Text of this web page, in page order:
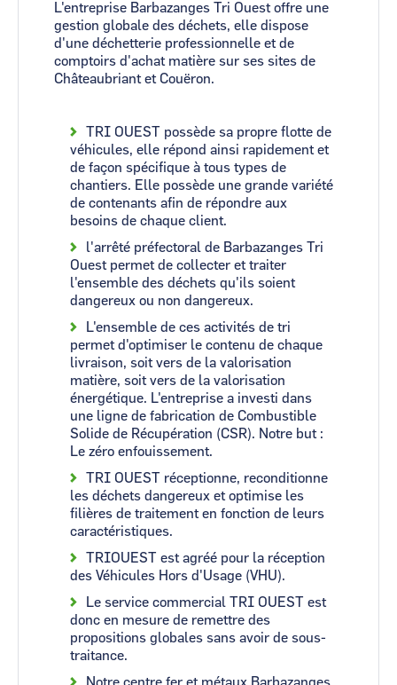
L'entreprise Barbazanges Tri Ouest offre une
gestion globale des déchets, elle dispose
d'une déchetterie professionnelle et de
comptoirs d'achat matière sur ses sites de
Châteaubriant et Couëron.
TRI OUEST possède sa propre flotte de
véhicules, elle répond ainsi rapidement et
de façon spécifique à tous types de
chantiers. Elle possède une grande variété
de contenants afin de répondre aux
besoins de chaque client.
l'arrêté préfectoral de Barbazanges Tri
Ouest permet de collecter et traiter
l'ensemble des déchets qu'ils soient
dangereux ou non dangereux.
L'ensemble de ces activités de tri
permet d'optimiser le contenu de chaque
livraison, soit vers de la valorisation
matière, soit vers de la valorisation
énergétique. L'entreprise a investi dans
une ligne de fabrication de Combustible
Solide de Récupération (CSR). Notre but :
Le zéro enfouissement.
TRI OUEST réceptionne, reconditionne
les déchets dangereux et optimise les
filières de traitement en fonction de leurs
caractéristiques.
TRIOUEST est agréé pour la réception
des Véhicules Hors d'Usage (VHU).
Le service commercial TRI OUEST est
donc en mesure de remettre des
propositions globales sans avoir de sous-
traitance.